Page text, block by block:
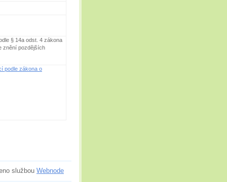
§ 14a odst. 4 zákona
znění pozdějších
podle zákona o
službou Webnode